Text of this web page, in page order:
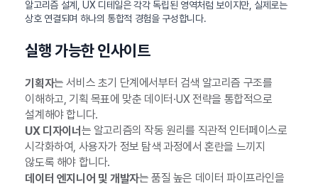
알고리즘 설계, UX 디테일은 각각 독립된 영역처럼 보이지만, 실제로는
상호 연결되며 하나의 통합적 경험을 구성합니다.
실행 가능한 인사이트
기획자는 서비스 초기 단계에서부터 검색 알고리즘 구조를
이해하고, 기획 목표에 맞춘 데이터·UX 전략을 통합적으로
설계해야 합니다.
UX 디자이너 는 알고리즘의 작동 원리를 직관적 인터페이스로
시각화하여, 사용자가 정보 탐색 과정에서 혼란을 느끼지
않도록 해야 합니다.
데이터 엔지니어 및 개발자는 품질 높은 데이터 파이프라인을